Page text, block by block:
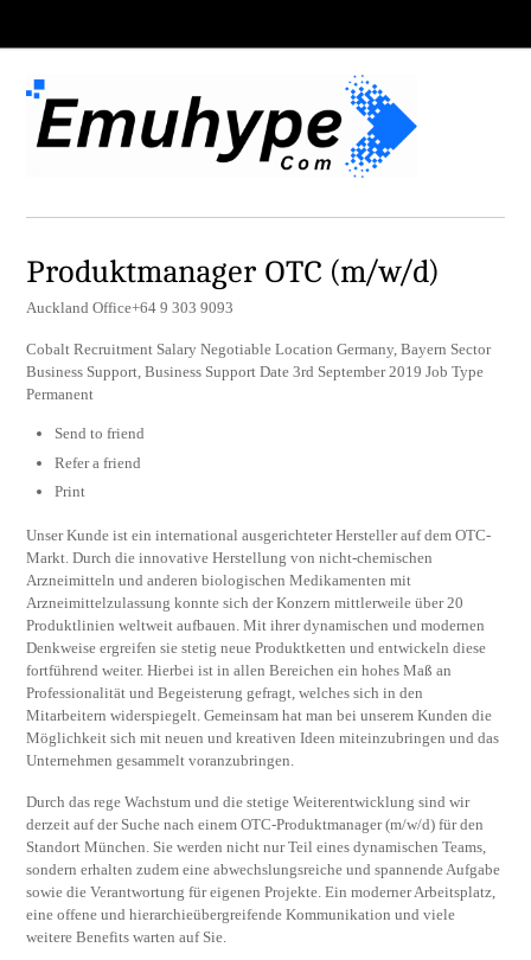
Produktmanager OTC (m/w/d)
Auckland Office+64 9 303 9093
Cobalt Recruitment Salary Negotiable Location Germany, Bayern Sector
Business Support, Business Support Date 3rd September 2019 Job Type
Permanent
Send to friend
Refer a friend
Print
Unser Kunde ist ein international ausgerichteter Hersteller auf dem OTC-
Markt. Durch die innovative Herstellung von nicht-chemischen
Arzneimitteln und anderen biologischen Medikamenten mit
Arzneimittelzulassung konnte sich der Konzern mittlerweile über 20
Produktlinien weltweit aufbauen. Mit ihrer dynamischen und modernen
Denkweise ergreifen sie stetig neue Produktketten und entwickeln diese
fortführend weiter. Hierbei ist in allen Bereichen ein hohes Maß an
Professionalität und Begeisterung gefragt, welches sich in den
Mitarbeitern widerspiegelt. Gemeinsam hat man bei unserem Kunden die
Möglichkeit sich mit neuen und kreativen Ideen miteinzubringen und das
Unternehmen gesammelt voranzubringen.
Durch das rege Wachstum und die stetige Weiterentwicklung sind wir
derzeit auf der Suche nach einem OTC-Produktmanager (m/w/d) für den
Standort München. Sie werden nicht nur Teil eines dynamischen Teams,
sondern erhalten zudem eine abwechslungsreiche und spannende Aufgabe
sowie die Verantwortung für eigenen Projekte. Ein moderner Arbeitsplatz,
eine offene und hierarchieübergreifende Kommunikation und viele
weitere Benefits warten auf Sie.